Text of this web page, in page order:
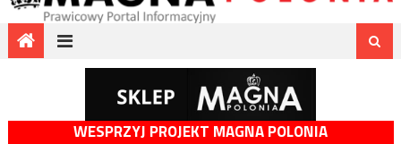
WESPRZYJ PROJEKT MAGNA POLONIA